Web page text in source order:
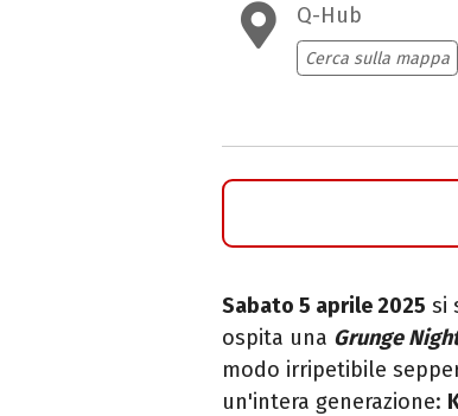
Q-Hub
Cerca sulla mappa
Sabato 5 aprile 2025 si
ospita una Grunge
modo irripetibile
un'intera generazione: